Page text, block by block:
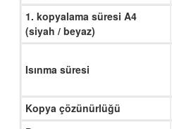
1. kopyalama süresi A4
(siyah / beyaz)
Isınma süresi
Kopya çözünürlüğü